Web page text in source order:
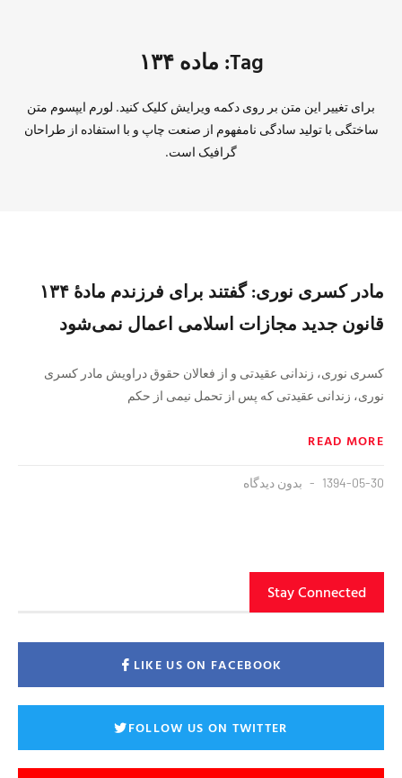
Tag: ماده ۱۳۴
برای تغییر این متن بر روی دکمه ویرایش کلیک کنید. لورم ایپسوم متن
ساختگی با تولید سادگی نامفهوم از صنعت چاپ و با استفاده از طراحان
گرافیک است.
مادر کسری نوری: گفتند برای فرزندم مادهٔ ۱۳۴
قانون جدید مجازات اسلامی اعمال نمی‌شود
کسری نوری، زندانی عقیدتی و از فعالان حقوق دراویش مادر کسری
نوری، زندانی عقیدتی که پس از تحمل نیمی از حکم
READ MORE
1394-05-30 بدون دیدگاه
Stay Connected
LIKE US ON FACEBOOK
FOLLOW US ON TWITTER